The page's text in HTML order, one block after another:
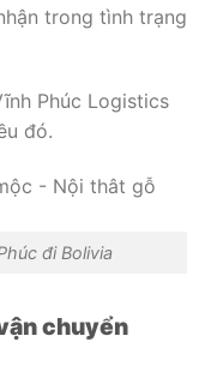
trong tình trạng
Phúc Logistics
đó.
đi Bolivia
chuyển